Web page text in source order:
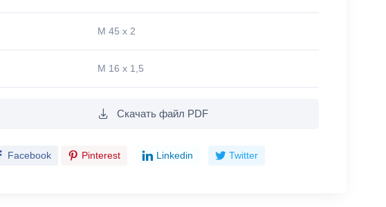
M 45 x 2
M 16 x 1,5
Скачать файл PDF
Facebook Pinterest Linkedin Twitter